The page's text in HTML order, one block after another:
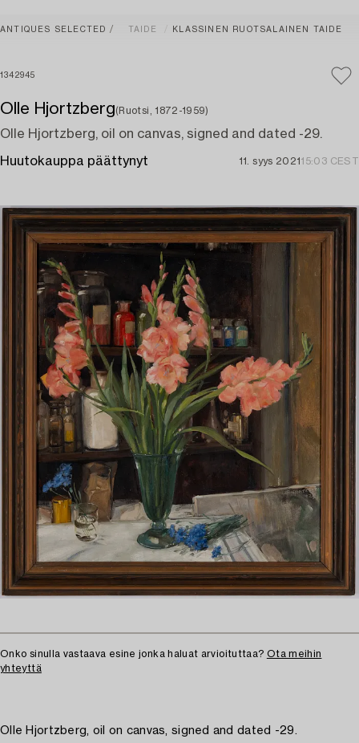
ANTIQUES SELECTED TAIDE KLASSINEN RUOTSALAINEN TAIDE
1342945
Olle Hjortzberg(Ruotsi, 1872-1959)
Olle Hjortzberg, oil on canvas, signed and dated -29.
Huutokauppa päättynyt 11. syys 2021 15:03 CEST
Onko sinulla vastaava esine jonka haluat arvioituttaa? Ota meihin
yhteyttä
Olle Hjortzberg, oil on canvas, signed and dated -29.